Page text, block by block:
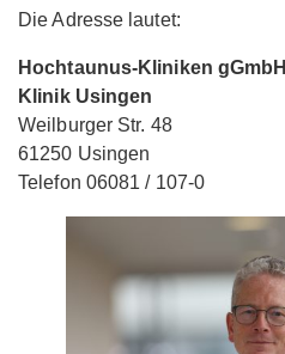
Die Adresse lautet:
Hochtaunus-Kliniken gGmbH
Klinik Usingen
Weilburger Str. 48
61250 Usingen
Telefon 06081 / 107-0